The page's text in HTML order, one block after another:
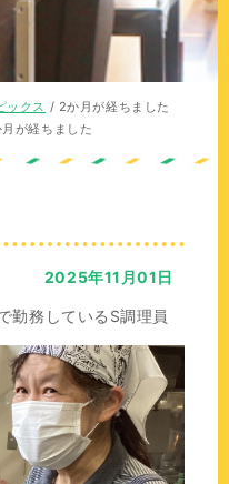
ックス / 2か月が経ちました
が経ちました
2025年11月01日
勤務しているS調理員